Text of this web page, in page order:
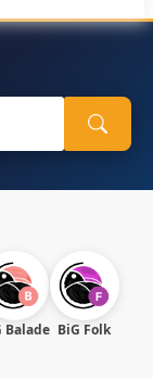
Balade BiG Folk